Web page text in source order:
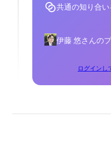
共通の知り合い
伊藤 悠さんの
ログインし